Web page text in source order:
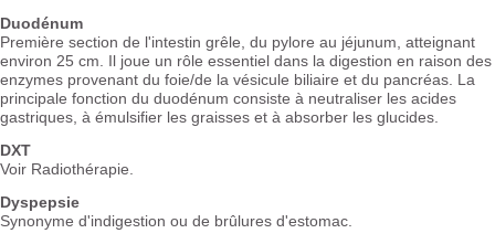
Duodénum
Première section de l'intestin grêle, du pylore au jéjunum, atteignant
environ 25 cm. Il joue un rôle essentiel dans la digestion en raison des
enzymes provenant du foie/de la vésicule biliaire et du pancréas. La
principale fonction du duodénum consiste à neutraliser les acides
gastriques, à émulsifier les graisses et à absorber les glucides.
DXT
Voir Radiothérapie.
Dyspepsie
Synonyme d'indigestion ou de brûlures d'estomac.